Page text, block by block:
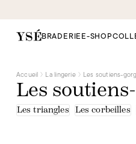
BRADERIEE-SHOP
Accueil La lingerie Les soutiens-
Les
Les triangles Les corbeilles